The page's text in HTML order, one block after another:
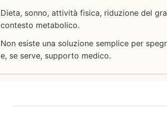
Dieta, sonno, attività fisica, riduzione del
contesto metabolico.
Non esiste una soluzione semplice per
e, se serve, supporto medico.